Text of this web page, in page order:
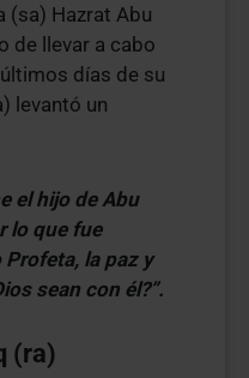
(sa) Hazrat Abu
de llevar a cabo
días de su
levantó un
el hijo de Abu
lo que fue
la paz y
sean con él?”.
(ra)